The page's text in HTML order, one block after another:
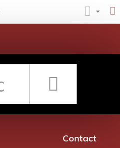
Rețea librării
Contact